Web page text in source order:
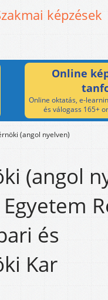
képzések
Online
Online oktatás, e-
és válogass 165+
(angol nyelven)
(angol
és
Kar